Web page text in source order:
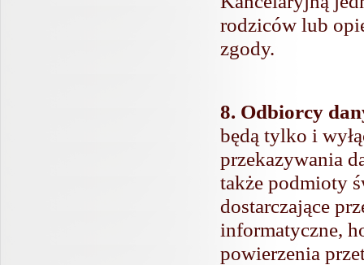
rodziców lub
zgody.
8. Odbiorcy
będą tylko i
przekazywania
także podmioty
dostarczające
informatyczne,
powierzenia